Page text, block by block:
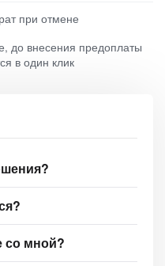
при отмене
до внесения предоплаты
в один клик
со мной?